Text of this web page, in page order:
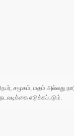
சமூகம், மதம் அல்லது
எடுக்கப்படும்.